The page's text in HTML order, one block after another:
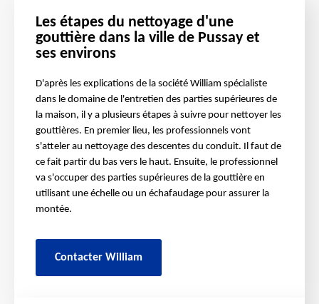
Les étapes du nettoyage d'une
gouttière dans la ville de Pussay et
ses environs
D'après les explications de la société William spécialiste
dans le domaine de l'entretien des parties supérieures de
la maison, il y a plusieurs étapes à suivre pour nettoyer les
gouttières. En premier lieu, les professionnels vont
s'atteler au nettoyage des descentes du conduit. Il faut de
ce fait partir du bas vers le haut. Ensuite, le professionnel
va s'occuper des parties supérieures de la gouttière en
utilisant une échelle ou un échafaudage pour assurer la
montée.
Contacter William